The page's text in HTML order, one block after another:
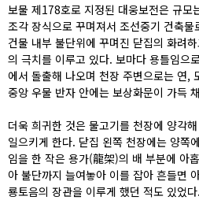
보물 제178호로 지정된 대웅보전은 규모
조각 장식으로 꾸며져서 조선중기 건축
건물 내부 불단위에 꾸며진 닫집의 화려
의 극치를 이루고 있다. 보마다 용틀임으
에서 돌출해 나오며 천장 주변으로는 연,
중앙 우물 반자 안에는 보상화문이 가득
더욱 희귀한 것은 물고기를 천장에 양각
일으키게 한다. 닫집 왼쪽 천장에는 양쪽
임을 한 작은 용가(龍架)의 배 부분에 아
아 불단까지 늘여놓아 이를 잡아 흔들면
룡토음의 장관을 이루게 했던 적도 있었다.